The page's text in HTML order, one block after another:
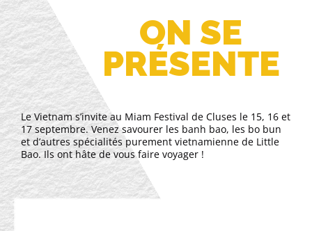
ON SE
PRÉSENTE
Le Vietnam s’invite au Miam Festival de Cluses le 15, 16 et
17 septembre. Venez savourer les banh bao, les bo bun
et d’autres spécialités purement vietnamienne de Little
Bao. Ils ont hâte de vous faire voyager !